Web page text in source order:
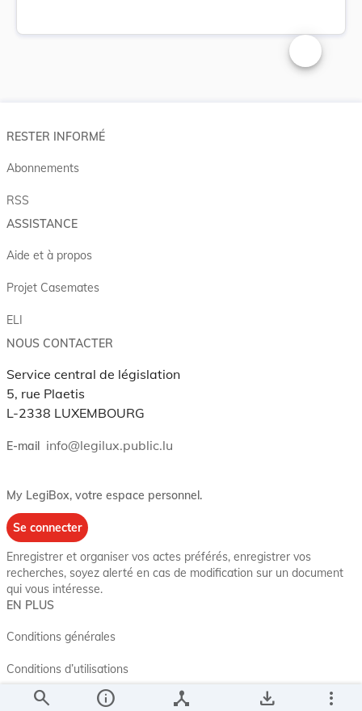
Changer la
search info device_hub save_alt more_vert
RESTER INFORMÉ
Abonnements
RSS
ASSISTANCE
Aide et à propos
Projet Casemates
ELI
NOUS CONTACTER
Service central de législation
5, rue Plaetis
L-2338 LUXEMBOURG
E-mail info@legilux.public.lu
My LegiBox, votre espace personnel.
Se connecter
Enregistrer et organiser vos actes préférés, enregistrer vos
recherches, soyez alerté en cas de modification sur un document
qui vous intéresse.
EN PLUS
Conditions générales
Conditions d’utilisations
Accessibilité